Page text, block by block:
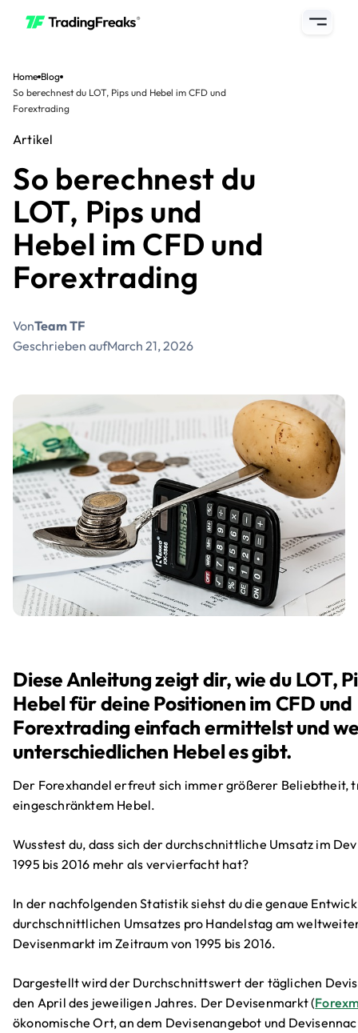
Home Blog
So berechnest du LOT, Pips und Hebel im CFD und
Forextrading
Artikel
So berechnest du
LOT, Pips und
Hebel im CFD und
Forextrading
VonTeam TF
Geschrieben aufMarch 21, 2026
Diese Anleitung zeigt dir, wie du LOT,
Hebel für deine Positionen im CFD und
Forextrading einfach ermittelst und
unterschiedlichen Hebel es gibt.
Der Forexhandel erfreut sich immer größerer Beliebtheit,
eingeschränktem Hebel.
Wusstest du, dass sich der durchschnittliche Umsatz im
1995 bis 2016 mehr als vervierfacht hat?
In der nachfolgenden Statistik siehst du die genaue
durchschnittlichen Umsatzes pro Handelstag am
Devisenmarkt im Zeitraum von 1995 bis 2016.
Dargestellt wird der Durchschnittswert der täglichen
den April des jeweiligen Jahres. Der Devisenmarkt (
ökonomische Ort, an dem Devisenangebot und